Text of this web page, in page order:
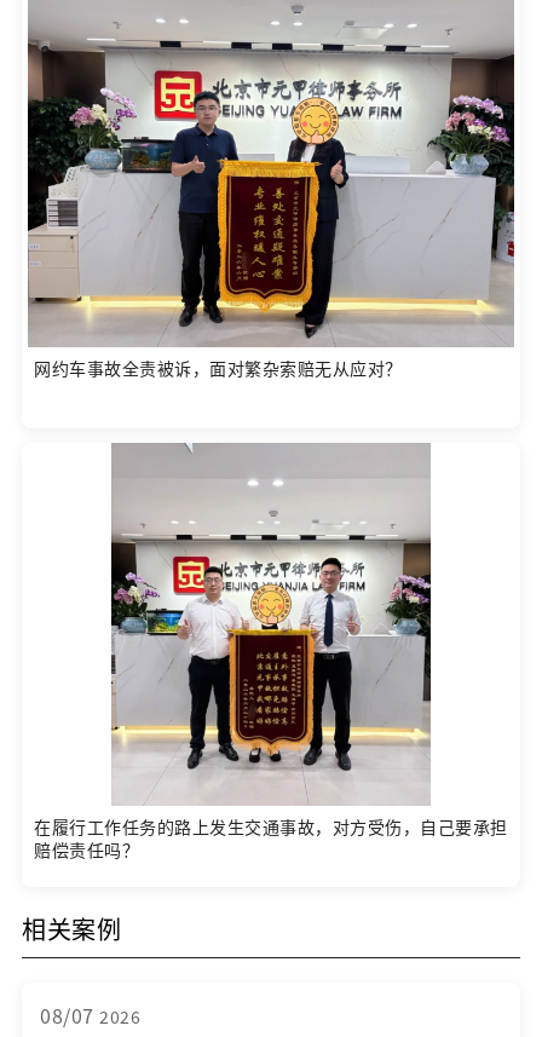
网约车事故全责被诉，面对繁杂索赔无从应对？
在履行工作任务的路上发生交通事故，对方受伤，自己要承担
赔偿责任吗？
相关案例
08/07 2026